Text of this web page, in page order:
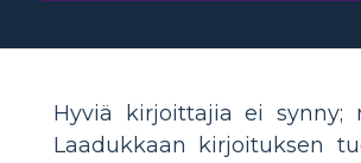
Hyviä kirjoittajia ei synny;
Laadukkaan kirjoituksen